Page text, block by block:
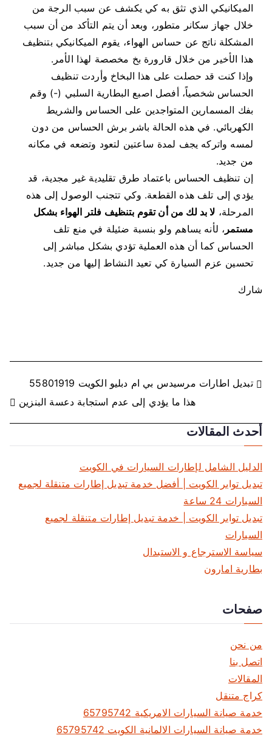
الميكانيكي الذي تثق به كي يكشف عن سبب الرجة من
خلال جهاز سكانر متطور، وبعد أن يتم التأكد من أن سبب
المشكلة ناتج عن حساس الهواء، يقوم الميكانيكي بتنظيف
هذا الأخير من خلال قارورة بخ مخصصة لهذا الأمر.
وإذا كنت قد حصلت على هذا البخاخ وأردت تنظيف
الحساس شخصياً، أفصل اصبع البطارية السلبي (-) وقم
بفك المسمارين المتواجدين على الحساس والشريط
الكهربائي. في هذه الحالة باشر برش الحساس من دون
لمسه واتركه يجف لمدة ساعتين لتعود وتضعه في مكانه
من جديد.
إن تنظيف الحساس باعتماد طرق تقليدية غير مجدية، قد
يؤدي إلى تلف هذه القطعة. وكي تتجنب الوصول إلى هذه
المرحلة، لا بد لك من أن تقوم بتنظيف فلتر الهواء بشكل
مستمر ، لأنه يساهم ولو بنسبة ضئيلة في منع تلف
الحساس كما أن هذه العملية تؤدي بشكل مباشر إلى
تحسين عزم السيارة كي تعيد النشاط إليها من جديد.
شارك
ت
فّ
ح
ا
ل
م
ق
ل
ا
ت
تبديل اطارات مرسيدس بي ام دبليو الكويت 55801919
هذا ما يؤدي إلى عدم استجابة دعسة البنزين
أحدث المقالات
الدليل الشامل لإطارات السيارات في الكويت
تبديل تواير الكويت | أفضل خدمة تبديل إطارات متنقلة لجميع
السيارات 24 ساعة
تبديل تواير الكويت | خدمة تبديل إطارات متنقلة لجميع
السيارات
سياسة الاسترجاع و الاستبدال
بطارية امارون
صفحات
من نحن
اتصل بنا
المقالات
كراج متنقل
خدمة صيانة السيارات الامريكية 65795742
خدمة صيانة السيارات الالمانية الكويت 65795742